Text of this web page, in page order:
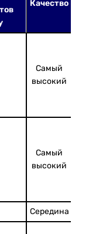
Качество
Самый
высокий
Самый
высокий
Середина